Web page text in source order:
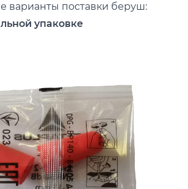
варианты поставки беруш:
упаковке